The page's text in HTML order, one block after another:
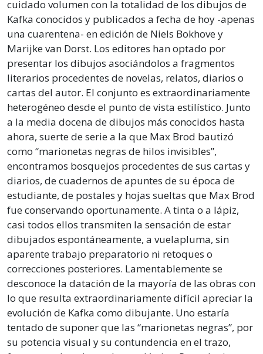
cuidado volumen con la totalidad de los dibujos de
Kafka conocidos y publicados a fecha de hoy -apenas
una cuarentena- en edición de Niels Bokhove y
Marijke van Dorst. Los editores han optado por
presentar los dibujos asociándolos a fragmentos
literarios procedentes de novelas, relatos, diarios o
cartas del autor. El conjunto es extraordinariamente
heterogéneo desde el punto de vista estilístico. Junto
a la media docena de dibujos más conocidos hasta
ahora, suerte de serie a la que Max Brod bautizó
como “marionetas negras de hilos invisibles”,
encontramos bosquejos procedentes de sus cartas y
diarios, de cuadernos de apuntes de su época de
estudiante, de postales y hojas sueltas que Max Brod
fue conservando oportunamente. A tinta o a lápiz,
casi todos ellos transmiten la sensación de estar
dibujados espontáneamente, a vuelapluma, sin
aparente trabajo preparatorio ni retoques o
correcciones posteriores. Lamentablemente se
desconoce la datación de la mayoría de las obras con
lo que resulta extraordinariamente difícil apreciar la
evolución de Kafka como dibujante. Uno estaría
tentado de suponer que las “marionetas negras”, por
su potencia visual y su contundencia en el trazo,